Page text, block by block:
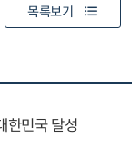
목록보기
한민국 달성